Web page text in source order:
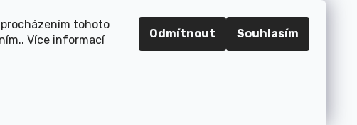
procházením tohoto
Více informací
Odmítnout Souhlasím
ŠUMPERSKO, BRNO, PARDUBICE, HRADEC KRÁLOVÉ
📞 Kontakt